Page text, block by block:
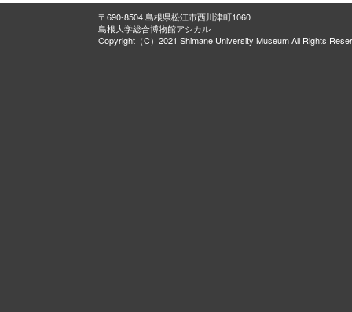
〒690-8504 島根県松江市西川津町1060
島根大学総合博物館アシカル
Copyright（C）2021 Shimane University Museum All Rights